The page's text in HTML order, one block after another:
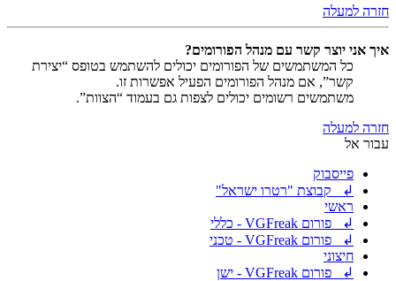
חזרה למעלה
איך אני יוצר קשר עם מנהל הפורומים?
כל המשתמשים של הפורומים יכולים להשתמש בטופס “יצירת
קשר”, אם מנהל הפורומים הפעיל אפשרות זו.
משתמשים רשומים יכולים לצפות גם בעמוד “הצוות”.
חזרה למעלה
עבור אל
פייסבוק
↲ קבוצת "רטרו ישראל"
ראשי
↲ פורום VGFreak - כללי
↲ פורום VGFreak - טכני
חיצוני
↲ פורום VGFreak - ישן